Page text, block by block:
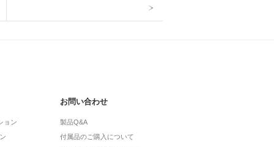
ョン
お問い合わせ
製品Q&A
付属品のご購入について